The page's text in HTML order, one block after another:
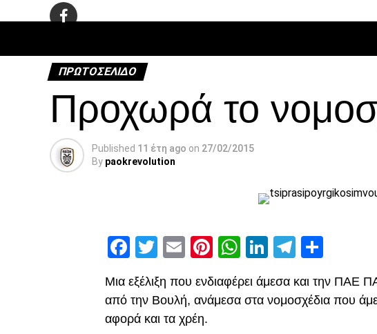
ΠΡΩΤΟΣΈΛΙΔΟ
Προχωρά το
Published 11 έτη ago on 27/02/2015
By paokrevolution
Facebook
Twitter
EmailPinterest
WhatsApp
LinkedIn
Telegram
Μια εξέλιξη που ενδιαφέρει άμεσα και την
από την Βουλή, ανάμεσα στα νομοσχέδια που
αφορά και τα χρέη.